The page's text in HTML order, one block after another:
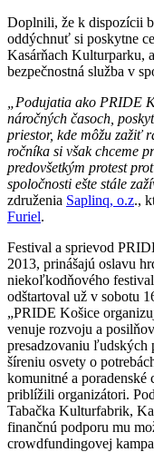
Doplnili, že k dispozícii
oddýchnuť si poskytne
Kasárňach Kulturparku,
bezpečnostná služba v
„Podujatia ako PRIDE
náročných časoch,
priestor, kde môžu zažiť
ročníka si však chceme
predovšetkým protest
spoločnosti ešte stále
združenia Saplinq, o.z.,
Furiel.
Festival a sprievod
2013, prinášajú oslavu
niekoľkodňového
odštartoval už v sobotu
„PRIDE Košice
venuje rozvoju a
presadzovaniu ľudských
šíreniu osvety o
komunitné a
priblížili organizátori.
Tabačka Kulturfabrik,
finančnú podporu mu
crowdfundingovej